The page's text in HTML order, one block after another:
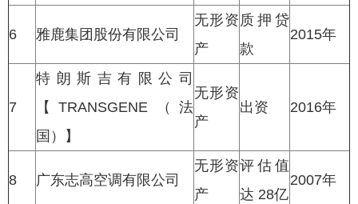
6 雅鹿集团股份有限公司
无形资
产
质押贷
款
2015年
7
特朗斯吉有限公司
【TRANSGENE（法
国）】
无形资
产
出资 2016年
8 广东志高空调有限公司
无形资
产
评估值
达 28亿
2007年